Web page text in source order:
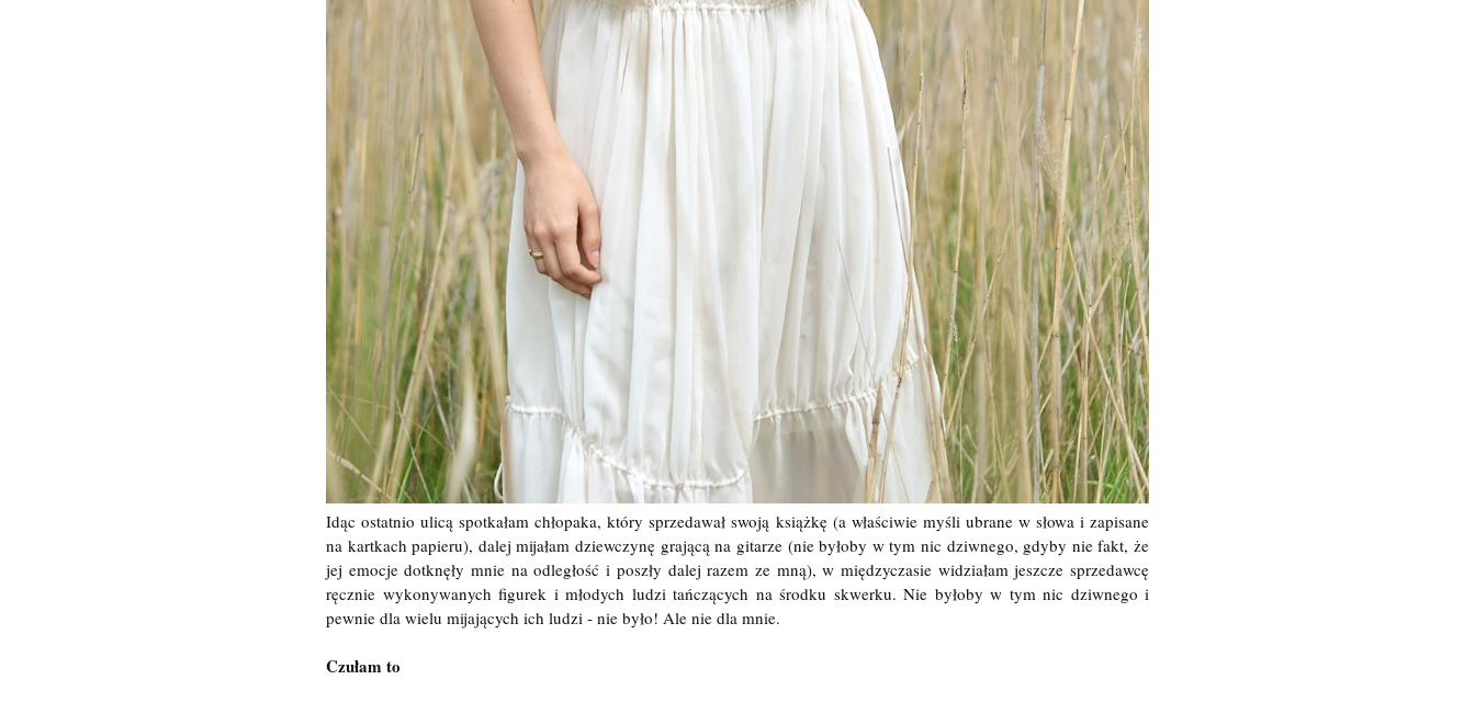
Idąc ostatnio ulicą spotkałam chłopaka, który sprzedawał swoją książkę (a właściwie myśli ubrane w słowa i zapisane
na kartkach papieru), dalej mijałam dziewczynę grającą na gitarze (nie byłoby w tym nic dziwnego, gdyby nie fakt, że
jej emocje dotknęły mnie na odległość i poszły dalej razem ze mną), w międzyczasie widziałam jeszcze sprzedawcę
ręcznie wykonywanych figurek i młodych ludzi tańczących na środku skwerku. Nie byłoby w tym nic dziwnego i
pewnie dla wielu mijających ich ludzi - nie było! Ale nie dla mnie.
Czułam to